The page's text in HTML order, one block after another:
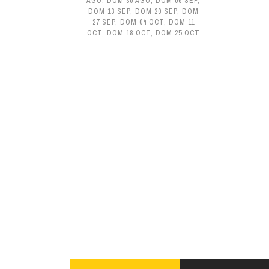
DOM 13 SEP, DOM 20 SEP, DOM
27 SEP, DOM 04 OCT, DOM 11
OCT, DOM 18 OCT, DOM 25 OCT